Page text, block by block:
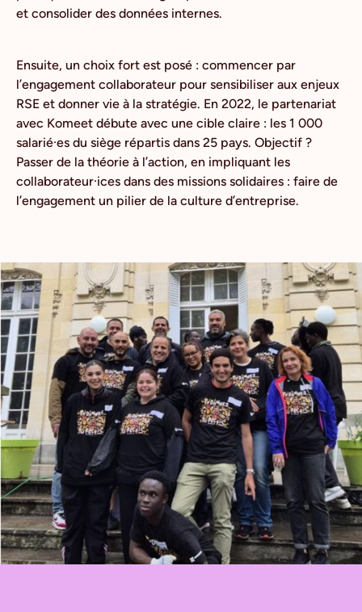
et consolider des données internes.
Ensuite, un choix fort est posé : commencer par
l’engagement collaborateur pour sensibiliser aux enjeux
RSE et donner vie à la stratégie. En 2022, le partenariat
avec Komeet débute avec une cible claire : les 1 000
salarié·es du siège répartis dans 25 pays. Objectif ?
Passer de la théorie à l’action, en impliquant les
collaborateur·ices dans des missions solidaires : faire de
l’engagement un pilier de la culture d’entreprise.